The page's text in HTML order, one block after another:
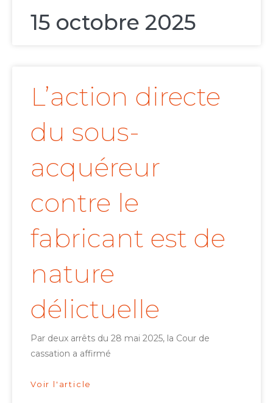
15 octobre 2025
L’action directe
du sous-
acquéreur
contre le
fabricant est de
nature
délictuelle
Par deux arrêts du 28 mai 2025, la Cour de
cassation a affirmé
Voir l'article